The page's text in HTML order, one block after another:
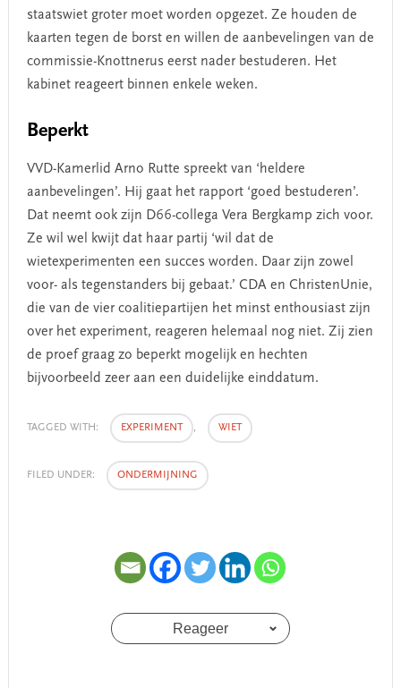
staatswiet groter moet worden opgezet. Ze houden de
kaarten tegen de borst en willen de aanbevelingen van de
commissie-Knottnerus eerst nader bestuderen. Het
kabinet reageert binnen enkele weken.
Beperkt
VVD-Kamerlid Arno Rutte spreekt van ‘heldere
aanbevelingen’. Hij gaat het rapport ‘goed bestuderen’.
Dat neemt ook zijn D66-collega Vera Bergkamp zich voor.
Ze wil wel kwijt dat haar partij ‘wil dat de
wietexperimenten een succes worden. Daar zijn zowel
voor- als tegenstanders bij gebaat.’ CDA en ChristenUnie,
die van de vier coalitiepartijen het minst enthousiast zijn
over het experiment, reageren helemaal nog niet. Zij zien
de proef graag zo beperkt mogelijk en hechten
bijvoorbeeld zeer aan een duidelijke einddatum.
TAGGED WITH: EXPERIMENT , WIET
FILED UNDER: ONDERMIJNING
Reageer